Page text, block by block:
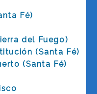
Fé)
del Fuego)
(Santa Fé)
(Santa Fé)